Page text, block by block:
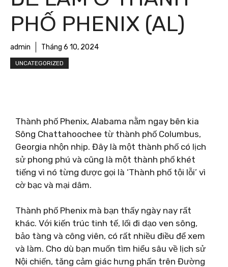
PHỐ PHENIX (AL)
admin Tháng 6 10, 2024
UNCATEGORIZED
Thành phố Phenix, Alabama nằm ngay bên kia
Sông Chattahoochee từ thành phố Columbus,
Georgia nhộn nhịp. Đây là một thành phố có lịch
sử phong phú và cũng là một thành phố khét
tiếng vì nó từng được gọi là ‘Thành phố tội lỗi’ vì
cờ bạc và mại dâm.
Thành phố Phenix mà bạn thấy ngày nay rất
khác. Với kiến ​​trúc tinh tế, lối đi dạo ven sông,
bảo tàng và công viên, có rất nhiều điều để xem
và làm. Cho dù bạn muốn tìm hiểu sâu về lịch sử
Nội chiến, tăng cảm giác hưng phấn trên Đường